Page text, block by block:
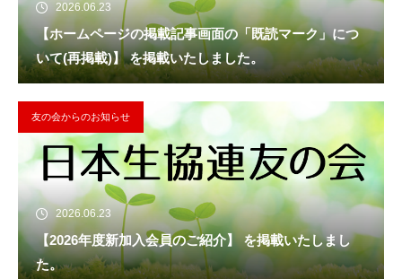
2026.06.23
【ホームページの掲載記事画面の「既読マーク」につ
いて(再掲載)】 を掲載いたしました。
友の会からのお知らせ
2026.06.23
【2026年度新加入会員のご紹介】 を掲載いたしまし
た。